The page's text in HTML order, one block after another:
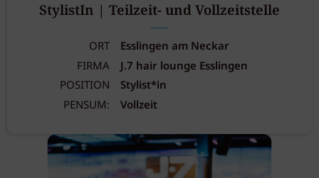
StylistIn | Teilzeit- und Vollzeitstelle
ORT
Esslingen am Neckar
FIRMA
J.7 hair lounge Esslingen
POSITION
Stylist*in
PENSUM:
Vollzeit